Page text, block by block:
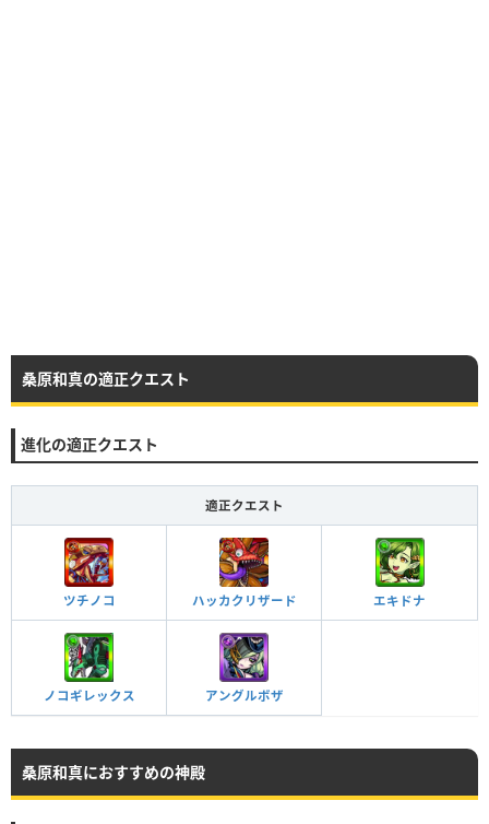
桑原和真の適正クエスト
進化の適正クエスト
適正クエスト
ツチノコ ハッカクリザード エキドナ
ノコギレックス アングルボザ
桑原和真におすすめの神殿